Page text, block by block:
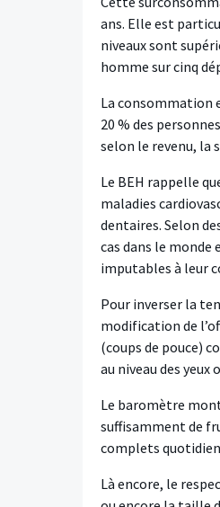
ans. Elle est
niveaux sont
homme sur cinq
La consommation
20 % des
selon le revenu,
Le BEH rappelle
maladies
dentaires. Selon
cas dans le monde
imputables à leur
Pour inverser la
modification de
(coups de pouce)
au niveau des yeux
Le baromètre
suffisamment de
complets
Là encore, le